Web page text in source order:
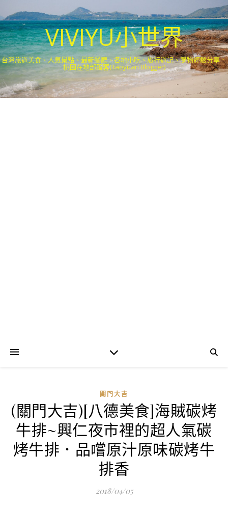
VIVIYU小世界
台灣旅遊美食、人氣景點、最新餐廳、各地小吃、旅行遊記、購物經驗分享．
桃園在地部落客(Taoyuan Blogger)
關門大吉
(關門大吉)[八德美食]海賊碳烤
牛排~興仁夜市裡的超人氣碳
烤牛排．品嚐原汁原味碳烤牛
排香
2018/04/05